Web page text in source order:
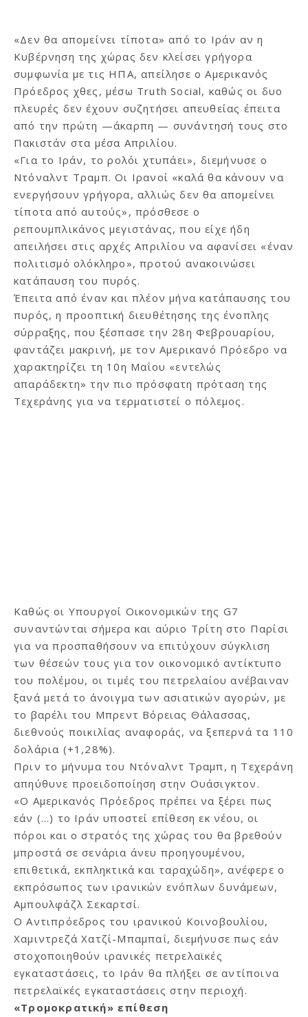
«Δεν θα απομείνει τίποτα» από το Ιράν αν η
Κυβέρνηση της χώρας δεν κλείσει γρήγορα
συμφωνία με τις ΗΠΑ, απείλησε ο Αμερικανός
Πρόεδρος χθες, μέσω Truth Social, καθώς οι δυο
πλευρές δεν έχουν συζητήσει απευθείας έπειτα
από την πρώτη —άκαρπη — συνάντησή τους στο
Πακιστάν στα μέσα Απριλίου.
«Για το Ιράν, το ρολόι χτυπάει», διεμήνυσε ο
Ντόναλντ Τραμπ. Οι Ιρανοί «καλά θα κάνουν να
ενεργήσουν γρήγορα, αλλιώς δεν θα απομείνει
τίποτα από αυτούς», πρόσθεσε ο
ρεπουμπλικάνος μεγιστάνας, που είχε ήδη
απειλήσει στις αρχές Απριλίου να αφανίσει «έναν
πολιτισμό ολόκληρο», προτού ανακοινώσει
κατάπαυση του πυρός.
Έπειτα από έναν και πλέον μήνα κατάπαυσης του
πυρός, η προοπτική διευθέτησης της ένοπλης
σύρραξης, που ξέσπασε την 28η Φεβρουαρίου,
φαντάζει μακρινή, με τον Αμερικανό Πρόεδρο να
χαρακτηρίζει τη 10η Μαΐου «εντελώς
απαράδεκτη» την πιο πρόσφατη πρόταση της
Τεχεράνης για να τερματιστεί ο πόλεμος.
Καθώς οι Υπουργοί Οικονομικών της G7
συναντώνται σήμερα και αύριο Τρίτη στο Παρίσι
για να προσπαθήσουν να επιτύχουν σύγκλιση
των θέσεών τους για τον οικονομικό αντίκτυπο
του πολέμου, οι τιμές του πετρελαίου ανέβαιναν
ξανά μετά το άνοιγμα των ασιατικών αγορών, με
το βαρέλι του Μπρεντ Βόρειας Θάλασσας,
διεθνούς ποικιλίας αναφοράς, να ξεπερνά τα 110
δολάρια (+1,28%).
Πριν το μήνυμα του Ντόναλντ Τραμπ, η Τεχεράνη
απηύθυνε προειδοποίηση στην Ουάσιγκτον.
«Ο Αμερικανός Πρόεδρος πρέπει να ξέρει πως
εάν (…) το Ιράν υποστεί επίθεση εκ νέου, οι
πόροι και ο στρατός της χώρας του θα βρεθούν
μπροστά σε σενάρια άνευ προηγουμένου,
επιθετικά, εκπληκτικά και ταραχώδη», ανέφερε ο
εκπρόσωπος των ιρανικών ενόπλων δυνάμεων,
Αμπουλφάζλ Σεκαρτσί.
Ο Αντιπρόεδρος του ιρανικού Κοινοβουλίου,
Χαμιντρεζά Χατζί-Μπαμπαΐ, διεμήνυσε πως εάν
στοχοποιηθούν ιρανικές πετρελαϊκές
εγκαταστάσεις, το Ιράν θα πλήξει σε αντίποινα
πετρελαϊκές εγκαταστάσεις στην περιοχή.
«Τρομοκρατική» επίθεση